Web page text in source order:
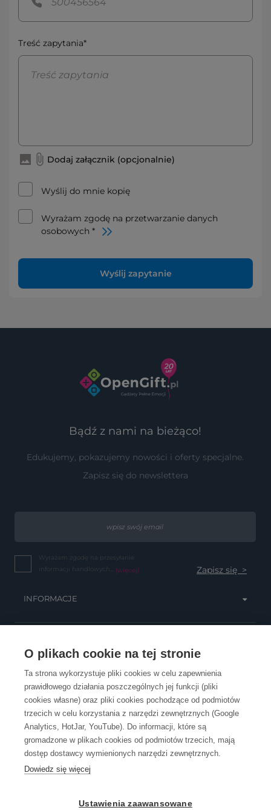
O plikach cookie na tej stronie
Ta strona wykorzystuje pliki cookies w celu zapewnienia
prawidłowego działania poszczególnych jej funkcji (pliki
cookies własne) oraz pliki cookies pochodzące od podmiotów
trzecich w celu korzystania z narzędzi zewnętrznych (Google
Analytics, HotJar, YouTube). Do informacji, które są
gromadzone w plikach cookies od podmiotów trzecich, mają
dostęp dostawcy wymienionych narzędzi zewnętrznych.
Dowiedz się więcej
Ustawienia zaawansowane
Treść zapytania*
Dodaj załącznik (opcjonalnie)
Wyślij do mnie kopię
Wyrażam zgodę na przetwarzanie danych
osobowych *
Wyślij zapytanie
Bądź z nami na bieżąco!
Edukujemy, pokazujemy nowości i oferty specjalne.
Zapisz się do newslettera
Wyrażam zgodę na przesyłanie
informacji handlowych... (więcej)
INFORMACJE
OBSŁUGA KLIENTA
KONTAKT
OpenGift jest częścią ReflectGroup.